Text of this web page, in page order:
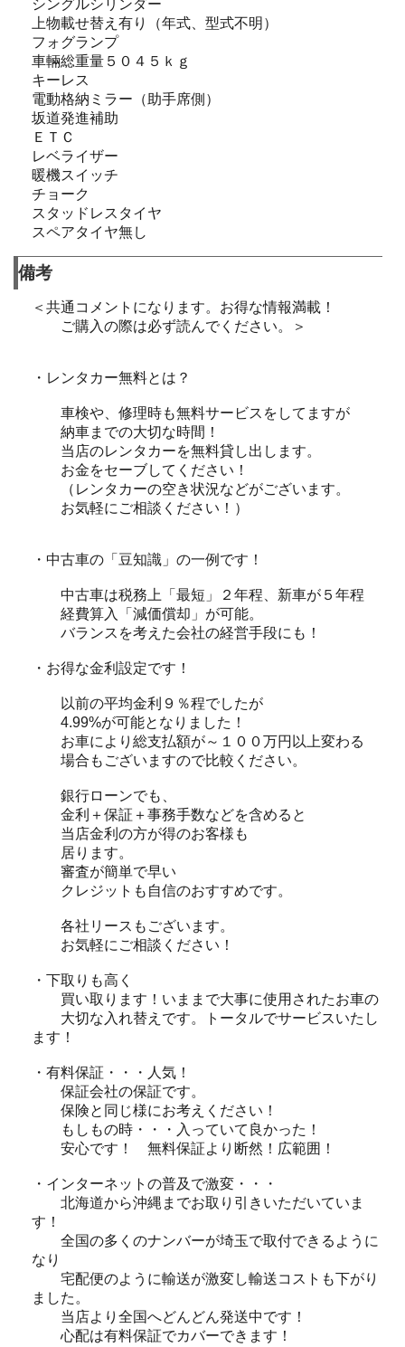
シングルシリンダー
上物載せ替え有り（年式、型式不明）
フォグランプ
車輛総重量５０４５ｋｇ
キーレス
電動格納ミラー（助手席側）
坂道発進補助
ＥＴＣ
レベライザー
暖機スイッチ
チョーク
スタッドレスタイヤ
スペアタイヤ無し
備考
＜共通コメントになります。お得な情報満載！
ご購入の際は必ず読んでください。＞
・レンタカー無料とは？
車検や、修理時も無料サービスをしてますが
納車までの大切な時間！
当店のレンタカーを無料貸し出します。
お金をセーブしてください！
（レンタカーの空き状況などがございます。
お気軽にご相談ください！）
・中古車の「豆知識」の一例です！
中古車は税務上「最短」２年程、新車が５年程
経費算入「減価償却」が可能。
バランスを考えた会社の経営手段にも！
・お得な金利設定です！
以前の平均金利９％程でしたが
4.99%が可能となりました！
お車により総支払額が～１００万円以上変わる
場合もございますので比較ください。
銀行ローンでも、
金利＋保証＋事務手数などを含めると
当店金利の方が得のお客様も
居ります。
審査が簡単で早い
クレジットも自信のおすすめです。
各社リースもございます。
お気軽にご相談ください！
・下取りも高く
買い取ります！いままで大事に使用されたお車の
大切な入れ替えです。トータルでサービスいたし
ます！
・有料保証・・・人気！
保証会社の保証です。
保険と同じ様にお考えください！
もしもの時・・・入っていて良かった！
安心です！ 無料保証より断然！広範囲！
・インターネットの普及で激変・・・
北海道から沖縄までお取り引きいただいていま
す！
全国の多くのナンバーが埼玉で取付できるように
なり
宅配便のように輸送が激変し輸送コストも下がり
ました。
当店より全国へどんどん発送中です！
心配は有料保証でカバーできます！